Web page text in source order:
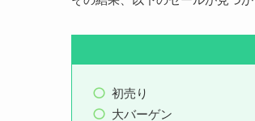
初売り
大バーゲン